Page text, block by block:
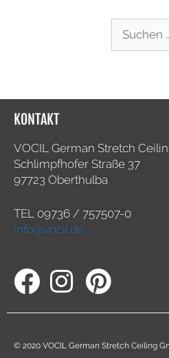
KONTAKT
VOCIL German Stretch
Schlimpfhofer Straße 37
97723 Oberthulba
TEL 09736 / 757507-0
info@vocil.de
© 2020 VOCIL German Stretch Ceiling